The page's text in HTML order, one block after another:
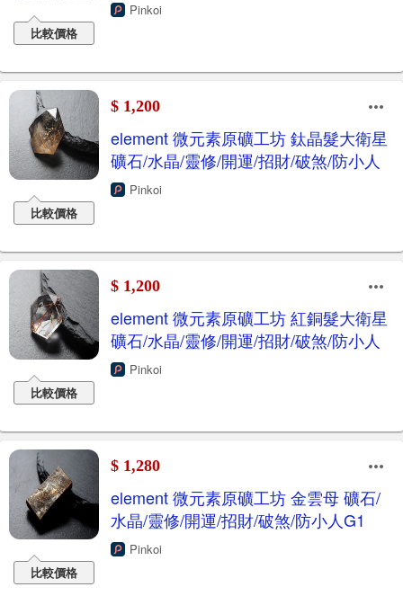
比較價格
Pinkoi
比較價格
$ 1,200
element 微元素原礦工坊 鈦晶髮大衛星
礦石/水晶/靈修/開運/招財/破煞/防小人
Pinkoi
比較價格
$ 1,200
element 微元素原礦工坊 紅銅髮大衛星
礦石/水晶/靈修/開運/招財/破煞/防小人
Pinkoi
比較價格
$ 1,280
element 微元素原礦工坊 金雲母 礦石/
水晶/靈修/開運/招財/破煞/防小人G1
Pinkoi